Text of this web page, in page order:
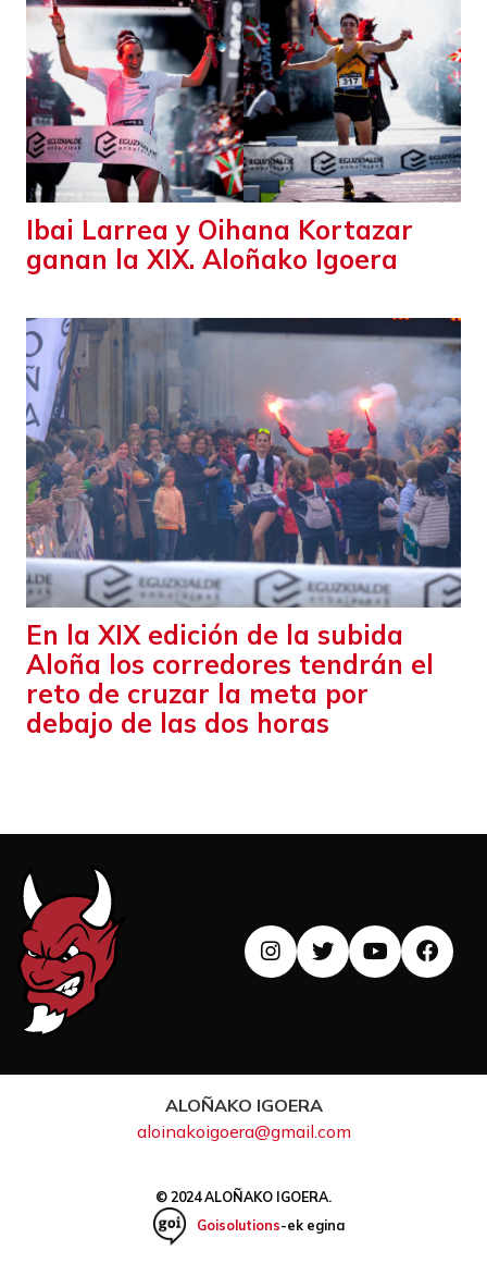
Ibai Larrea y Oihana Kortazar
ganan la XIX. Aloñako Igoera
En la XIX edición de la subida
Aloña los corredores tendrán el
reto de cruzar la meta por
debajo de las dos horas
ALOÑAKO IGOERA
aloinakoigoera@gmail.com
© 2024 ALOÑAKO IGOERA.
Goisolutions-ek egina